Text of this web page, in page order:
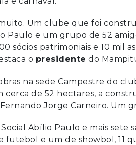
Um clube que foi
Paulo e um grupo de 52
sócios patrimoniais e 10 mil
o presidente do
na sede Campestre do
cerca de 52 hectares, a
Jorge Carneiro. Um
Abílio Paulo e mais sete
e um de showbol, 11